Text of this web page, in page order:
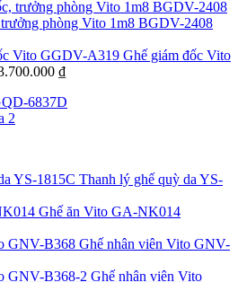
phòng Vito 1m8 BGDV-2408
Ghế giám đốc Vito
₫
Thanh lý ghế quỳ da YS-
Ghế ăn Vito GA-NK014
Ghế nhân viên Vito GNV-
Ghế nhân viên Vito